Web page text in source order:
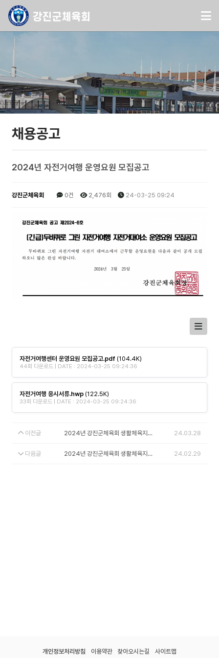
채용공고
2024년 자전거여행 운영요원 모집공고
강진군체육회 0건 2,476회 24-03-25 09:24
자전거여행센터 운영요원 모집공고.pdf (104.4K)
44회 다운로드 | DATE : 2024-03-25 09:24:36
자전거여행 응시서류.hwp (122.5K)
33회 다운로드 | DATE : 2024-03-25 09:24:36
이전글 2024년 강진군체육회 생활체육지도자 채용 최종 합격자공고 24.03.28
다음글 2024년 강진군체육회 생활체육지도자 채용공고 24.02.29
개인정보처리방침 이용약관 찾아오시는길 사이트맵